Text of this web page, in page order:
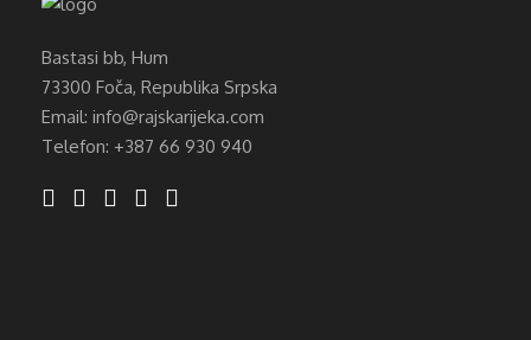
Bastasi bb, Hum
73300 Foča, Republika Srpska
Email: info@rajskarijeka.com
Telefon: +387 66 930 940